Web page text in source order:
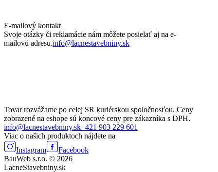
E-mailový kontakt
Svoje otázky či reklamácie nám môžete posielať aj na e-
mailovú adresu.info@lacnestavebniny.sk
Tovar rozvážame po celej SR kuriérskou spoločnosťou. Ceny
zobrazené na eshope sú koncové ceny pre zákazníka s DPH.
info@lacnestavebniny.sk+421 903 229 601
Viac o našich produktoch nájdete na
Instagram
Facebook
BauWeb s.r.o. © 2026
LacneStavebniny.sk